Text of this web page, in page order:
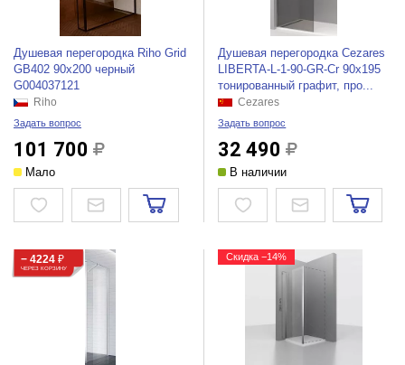
Душевая перегородка Riho Grid
GB402 90x200 черный
G004037121
Riho
Задать вопрос
101 700
Мало
Душевая перегородка Cezares
LIBERTA-L-1-90-GR-Cr 90x195
тонированный графит, про...
Cezares
Задать вопрос
32 490
В наличии
− 4224 ₽
ЧЕРЕЗ КОРЗИНУ
Скидка −14%